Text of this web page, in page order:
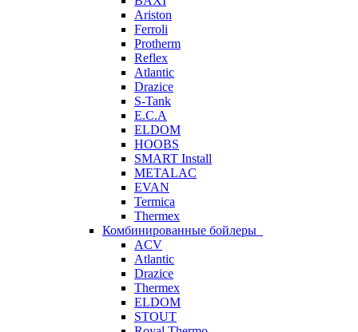
Ariston
Ferroli
Protherm
Reflex
Atlantic
Drazice
S-Tank
E.C.A
ELDOM
HOOBS
SMART Install
METALAC
EVAN
Termica
Thermex
Комбинированные бойлеры
ACV
Atlantic
Drazice
Thermex
ELDOM
STOUT